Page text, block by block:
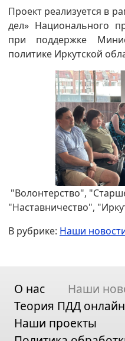
Проект реализуется в
дел» Национального
при поддержке
политике Иркутской
"Волонтерство",
"Наставничество",
В рубрике: Наши
О нас Наши
Теория ПДД онлайн
Наши проекты